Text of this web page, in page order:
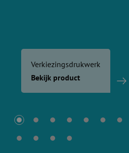
Verkiezingsdrukwerk
Bekijk product